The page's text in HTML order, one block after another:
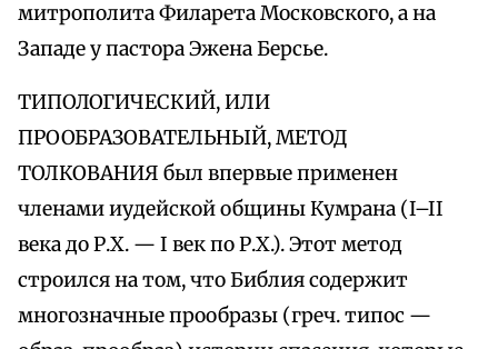
митрополита Филарета Московского, а на
Западе у пастора Эжена Берсье.
ТИПОЛОГИЧЕСКИЙ, ИЛИ
ПРООБРАЗОВАТЕЛЬНЫЙ, МЕТОД
ТОЛКОВАНИЯ был впервые применен
членами иудейской общины Кумрана (I–II
века до Р.Х. — I век по Р.Х.). Этот метод
строился на том, что Библия содержит
многозначные прообразы (греч. типос —